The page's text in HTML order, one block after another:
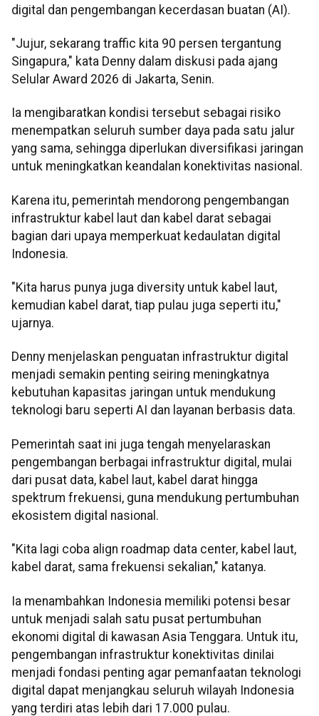
digital dan pengembangan kecerdasan buatan (AI).
"Jujur, sekarang traffic kita 90 persen tergantung
Singapura," kata Denny dalam diskusi pada ajang
Selular Award 2026 di Jakarta, Senin.
Ia mengibaratkan kondisi tersebut sebagai risiko
menempatkan seluruh sumber daya pada satu jalur
yang sama, sehingga diperlukan diversifikasi jaringan
untuk meningkatkan keandalan konektivitas nasional.
Karena itu, pemerintah mendorong pengembangan
infrastruktur kabel laut dan kabel darat sebagai
bagian dari upaya memperkuat kedaulatan digital
Indonesia.
"Kita harus punya juga diversity untuk kabel laut,
kemudian kabel darat, tiap pulau juga seperti itu,"
ujarnya.
Denny menjelaskan penguatan infrastruktur digital
menjadi semakin penting seiring meningkatnya
kebutuhan kapasitas jaringan untuk mendukung
teknologi baru seperti AI dan layanan berbasis data.
Pemerintah saat ini juga tengah menyelaraskan
pengembangan berbagai infrastruktur digital, mulai
dari pusat data, kabel laut, kabel darat hingga
spektrum frekuensi, guna mendukung pertumbuhan
ekosistem digital nasional.
"Kita lagi coba align roadmap data center, kabel laut,
kabel darat, sama frekuensi sekalian," katanya.
Ia menambahkan Indonesia memiliki potensi besar
untuk menjadi salah satu pusat pertumbuhan
ekonomi digital di kawasan Asia Tenggara. Untuk itu,
pengembangan infrastruktur konektivitas dinilai
menjadi fondasi penting agar pemanfaatan teknologi
digital dapat menjangkau seluruh wilayah Indonesia
yang terdiri atas lebih dari 17.000 pulau.